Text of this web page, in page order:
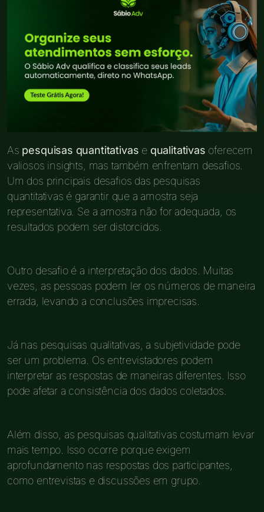
As pesquisas quantitativas e qualitativas oferecem
valiosos insights, mas também enfrentam desafios.
Um dos principais desafios das pesquisas
quantitativas é garantir que a amostra seja
representativa. Se a amostra não for adequada, os
resultados podem ser distorcidos.
Outro desafio é a interpretação dos dados. Muitas
vezes, as pessoas podem ler os números de maneira
errada, levando a conclusões imprecisas.
Já nas pesquisas qualitativas, a subjetividade pode
ser um problema. Os entrevistadores podem
interpretar as respostas de maneiras diferentes. Isso
pode afetar a consistência dos dados coletados.
Além disso, as pesquisas qualitativas costumam levar
mais tempo. Isso ocorre porque exigem
aprofundamento nas respostas dos participantes,
como entrevistas e discussões em grupo.